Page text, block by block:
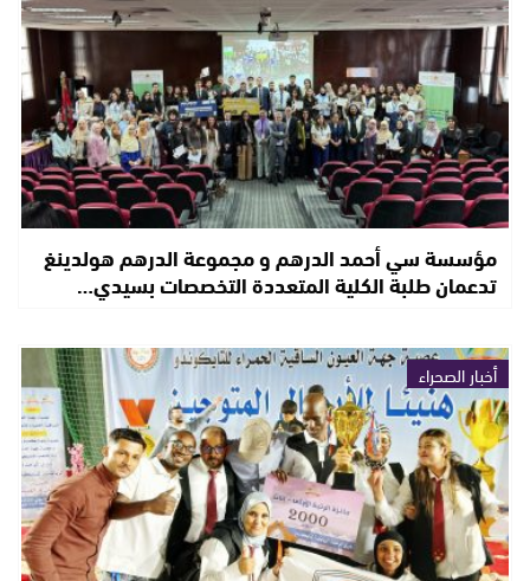
مؤسسة سي أحمد الدرهم و مجموعة الدرهم هولدينغ
تدعمان طلبة الكلية المتعددة التخصصات بسيدي…
أخبار الصحراء